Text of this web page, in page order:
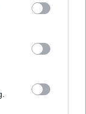
με μια
Ναυτιλία»